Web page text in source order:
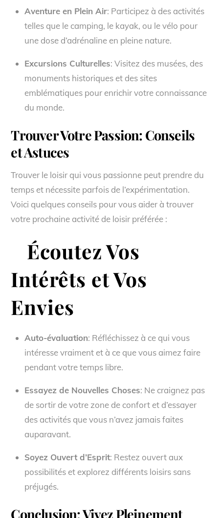
Aventure en Plein Air: Participez à des activités
telles que le camping, le kayak, ou le vélo pour
une dose d’adrénaline en pleine nature.
Excursions Culturelles: Visitez des musées, des
monuments historiques et des sites
emblématiques pour enrichir votre connaissance
du monde.
Trouver Votre Passion: Conseils
et Astuces
Trouver le loisir qui vous passionne peut prendre du
temps et nécessite parfois de l’expérimentation.
Voici quelques conseils pour vous aider à trouver
votre prochaine activité de loisir préférée :
Écoutez Vos
Intérêts et Vos
Envies
Auto-évaluation: Réfléchissez à ce qui vous
intéresse vraiment et à ce que vous aimez faire
pendant votre temps libre.
Essayez de Nouvelles Choses: Ne craignez pas
de sortir de votre zone de confort et d’essayer
des activités que vous n’avez jamais faites
auparavant.
Soyez Ouvert d’Esprit: Restez ouvert aux
possibilités et explorez différents loisirs sans
préjugés.
Conclusion: Vivez Pleinement